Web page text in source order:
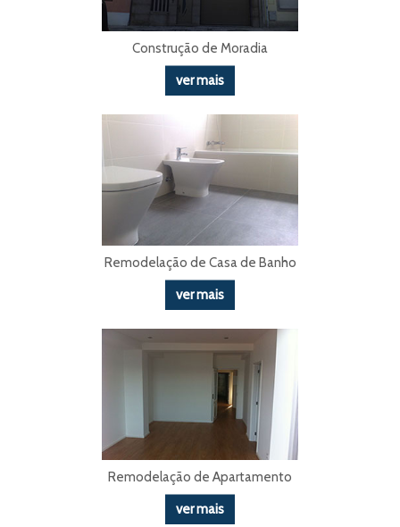
Construção de Moradia
ver mais
Remodelação de Casa de Banho
ver mais
Remodelação de Apartamento
ver mais